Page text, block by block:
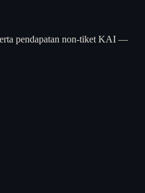
pendapatan non-tiket KAI —